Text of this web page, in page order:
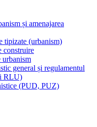
și amenajarea
tipizate (urbanism)
construire
urbanism
general și regulamentul
RLU)
(PUD, PUZ)